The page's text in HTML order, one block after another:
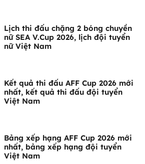
Lịch thi đấu chặng 2 bóng chuyền
nữ SEA V.Cup 2026, lịch đội tuyển
nữ Việt Nam
Kết quả thi đấu AFF Cup 2026 mới
nhất, kết quả thi đấu đội tuyển
Việt Nam
Bảng xếp hạng AFF Cup 2026 mới
nhất, bảng xếp hạng đội tuyển
Việt Nam